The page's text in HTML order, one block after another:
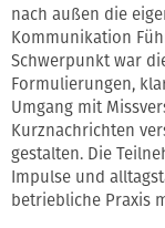
nach außen die
Kommunikation
Schwerpunkt war
Formulierungen,
Umgang mit
Kurznachrichten
gestalten. Die
Impulse und
betriebliche Praxis